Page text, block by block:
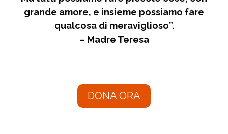
grande amore, e insieme possiamo fare
qualcosa di meraviglioso”.
– Madre Teresa
DONA ORA